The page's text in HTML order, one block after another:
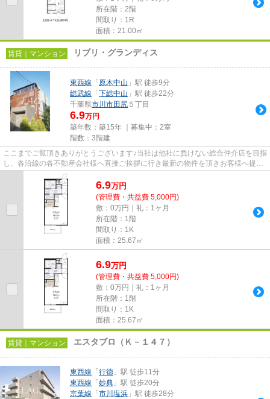
所在階：2階
間取り：1R
面積：21.00㎡
賃貸｜マンション リブリ・グランディス
東西線 「 原木中山 」駅 徒歩9分
総武線 「 下総中山 」駅 徒歩22分
千葉県市川市田尻 ５丁目
6.9万円
築年数：築15年 ｜募集中： 2室
階数：3階建
ここまでご覧頂きありがとうございます♪当社は他社に負けない総合仲介店を目指
し、各沿線の各不動産会社様へ直接ご挨拶に行き最新の物件を頂きお客様へ提供
しております！最新の情報は...
6.9万円
(管理費・共益費 5,000円)
敷：0万円｜礼：1ヶ月
所在階：1階
間取り：1K
面積：25.67㎡
6.9万円
(管理費・共益費 5,000円)
敷：0万円｜礼：1ヶ月
所在階：1階
間取り：1K
面積：25.67㎡
賃貸｜マンション エスタブロ（Ｋ－１４７）
東西線 「 行徳 」駅 徒歩11分
東西線 「 妙典 」駅 徒歩20分
京葉線 「 市川塩浜 」駅 徒歩28分